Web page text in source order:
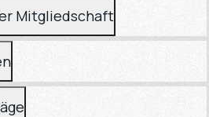
der Mitgliedschaft